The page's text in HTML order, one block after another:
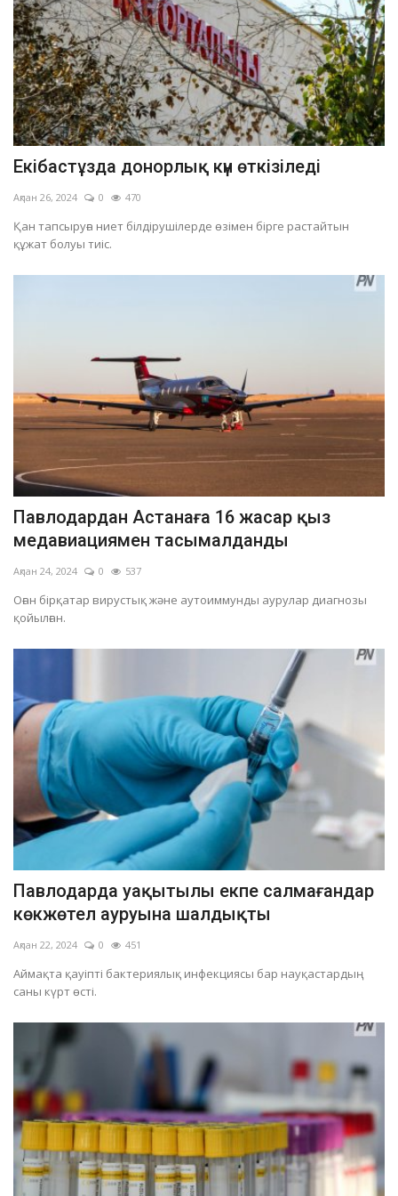
Екібастұзда донорлық күн өткізіледі
Ақпан 26, 2024 0 470
Қан тапсыруға ниет білдірушілерде өзімен бірге растайтын
құжат болуы тиіс.
Павлодардан Астанаға 16 жасар қыз
медавиациямен тасымалданды
Ақпан 24, 2024 0 537
Оған бірқатар вирустық және аутоиммунды аурулар диагнозы
қойылған.
Павлодарда уақытылы екпе салмағандар
көкжөтел ауруына шалдықты
Ақпан 22, 2024 0 451
Аймақта қауіпті бактериялық инфекциясы бар науқастардың
саны күрт өсті.